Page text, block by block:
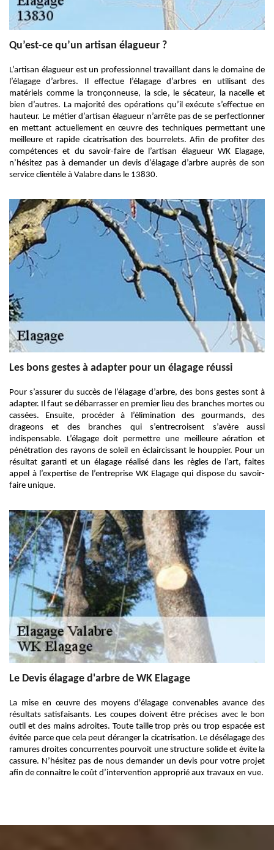
Qu’est-ce qu’un artisan élagueur ?
L’artisan élagueur est un professionnel travaillant dans le domaine de
l’élagage d’arbres. Il effectue l’élagage d’arbres en utilisant des
matériels comme la tronçonneuse, la scie, le sécateur, la nacelle et
bien d’autres. La majorité des opérations qu’il exécute s’effectue en
hauteur. Le métier d’artisan élagueur n’arrête pas de se perfectionner
en mettant actuellement en œuvre des techniques permettant une
meilleure et rapide cicatrisation des bourrelets. Afin de profiter des
compétences et du savoir-faire de l’artisan élagueur WK Elagage,
n’hésitez pas à demander un devis d’élagage d’arbre auprès de son
service clientèle à Valabre dans le 13830.
Les bons gestes à adapter pour un élagage réussi
Pour s’assurer du succès de l’élagage d’arbre, des bons gestes sont à
adapter. Il faut se débarrasser en premier lieu des branches mortes ou
cassées. Ensuite, procéder à l’élimination des gourmands, des
drageons et des branches qui s’entrecroisent s’avère aussi
indispensable. L’élagage doit permettre une meilleure aération et
pénétration des rayons de soleil en éclaircissant le houppier. Pour un
résultat garanti et un élagage réalisé dans les règles de l’art, faites
appel à l’expertise de l’entreprise WK Elagage qui dispose du savoir-
faire unique.
Le Devis élagage d'arbre de WK Elagage
La mise en œuvre des moyens d'élagage convenables avance des
résultats satisfaisants. Les coupes doivent être précises avec le bon
outil et des mains adroites. Toute taille trop près ou trop espacée est
évitée parce que cela peut déranger la cicatrisation. Le désélagage des
ramures droites concurrentes pourvoit une structure solide et évite la
cassure. N’hésitez pas de nous demander un devis pour votre projet
afin de connaitre le coût d’intervention approprié aux travaux en vue.